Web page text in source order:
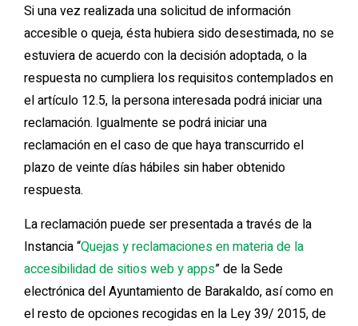
Si una vez realizada una solicitud de información
accesible o queja, ésta hubiera sido desestimada, no se
estuviera de acuerdo con la decisión adoptada, o la
respuesta no cumpliera los requisitos contemplados en
el artículo 12.5, la persona interesada podrá iniciar una
reclamación. Igualmente se podrá iniciar una
reclamación en el caso de que haya transcurrido el
plazo de veinte días hábiles sin haber obtenido
respuesta.
La reclamación puede ser presentada a través de la
Instancia “Quejas y reclamaciones en materia de la
accesibilidad de sitios web y apps” de la Sede
electrónica del Ayuntamiento de Barakaldo, así como en
el resto de opciones recogidas en la Ley 39/ 2015, de